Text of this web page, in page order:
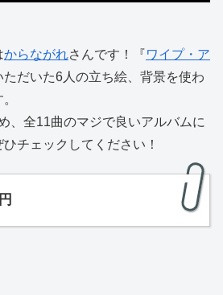
からながれさんです！『ワイプ・ア
ただいた6人の立ち絵、背景を使わ
、全11曲のマジで良いアルバムに
チェックしてください！